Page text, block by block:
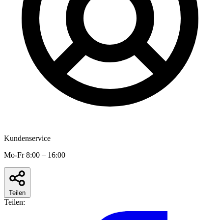
Kundenservice
Mo-Fr 8:00 – 16:00
Teilen
Teilen: